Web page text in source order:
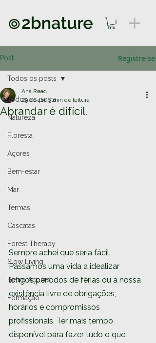
Post Registre-se
Todos os posts
Natureza
Floresta
Açores
Bem-estar
Mar
Termas
Cascatas
Forest Therapy
Slow Living
Retiro Açores
Formação
Todos os posts
Abrandar é difícil.
Ana Read
29 de abr. 3 min de leitura
Sempre achei que seria fácil.
Passamos uma vida a idealizar
longos períodos de férias ou a nossa
existência livre de obrigações,
horários e compromissos
profissionais. Ter mais tempo
disponível para fazer tudo o que